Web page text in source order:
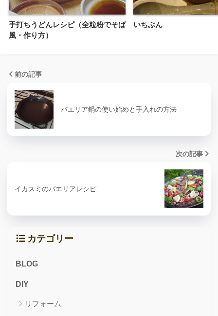
手打ちうどんレシピ（全粒粉でそば
風・作り方）
いちぶん
前の記事
パエリア鍋の使い始めと手入れの方法
次の記事
イカスミのパエリアレシピ
カテゴリー
BLOG
DIY
リフォーム